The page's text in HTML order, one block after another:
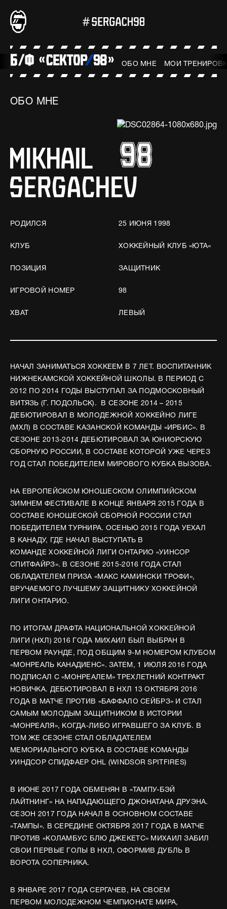
ОБО МНЕ МОИ
ОБО МНЕ
РОДИЛСЯ 25 ИЮНЯ 1998
КЛУБ ХОККЕЙНЫЙ КЛУБ «ЮТА»
ПОЗИЦИЯ ЗАЩИТНИК
ИГРОВОЙ НОМЕР 98
ХВАТ ЛЕВЫЙ
НАЧАЛ ЗАНИМАТЬСЯ ХОККЕЕМ В 7 ЛЕТ. ВОСПИТАННИК
НИЖНЕКАМСКОЙ ХОККЕЙНОЙ ШКОЛЫ. В ПЕРИОД С
2012 ПО 2014 ГОДЫ ВЫСТУПАЛ ЗА ПОДМОСКОВНЫЙ
ВИТЯЗЬ (Г. ПОДОЛЬСК). В СЕЗОНЕ 2014 – 2015
ДЕБЮТИРОВАЛ В МОЛОДЕЖНОЙ ХОККЕЙНО ЛИГЕ
(МХЛ) В СОСТАВЕ КАЗАНСКОЙ КОМАНДЫ «ИРБИС». В
СЕЗОНЕ 2013-2014 ДЕБЮТИРОВАЛ ЗА ЮНИОРСКУЮ
СБОРНУЮ РОССИИ, В СОСТАВЕ КОТОРОЙ УЖЕ ЧЕРЕЗ
ГОД СТАЛ ПОБЕДИТЕЛЕМ МИРОВОГО КУБКА ВЫЗОВА.
НА ЕВРОПЕЙСКОМ ЮНОШЕСКОМ ОЛИМПИЙСКОМ
ЗИМНЕМ ФЕСТИВАЛЕ В КОНЦЕ ЯНВАРЯ 2015 ГОДА В
СОСТАВЕ ЮНОШЕСКОЙ СБОРНОЙ РОССИИ СТАЛ
ПОБЕДИТЕЛЕМ ТУРНИРА. ОСЕНЬЮ 2015 ГОДА УЕХАЛ
В КАНАДУ, ГДЕ НАЧАЛ ВЫСТУПАТЬ В
КОМАНДЕ ХОККЕЙНОЙ ЛИГИ ОНТАРИО «УИНСОР
СПИТФАЙРЗ». В СЕЗОНЕ 2015-2016 ГОДА СТАЛ
ОБЛАДАТЕЛЕМ ПРИЗА «МАКС КАМИНСКИ ТРОФИ»,
ВРУЧАЕМОГО ЛУЧШЕМУ ЗАЩИТНИКУ ХОККЕЙНОЙ
ЛИГИ ОНТАРИО.
ПО ИТОГАМ ДРАФТА НАЦИОНАЛЬНОЙ ХОККЕЙНОЙ
ЛИГИ (НХЛ) 2016 ГОДА МИХАИЛ БЫЛ ВЫБРАН В
ПЕРВОМ РАУНДЕ, ПОД ОБЩИМ 9-М НОМЕРОМ КЛУБОМ
«МОНРЕАЛЬ КАНАДИЕНС». ЗАТЕМ, 1 ИЮЛЯ 2016 ГОДА
ПОДПИСАЛ С «МОНРЕАЛЕМ» ТРЕХЛЕТНИЙ КОНТРАКТ
НОВИЧКА. ДЕБЮТИРОВАЛ В НХЛ 13 ОКТЯБРЯ 2016
ГОДА В МАТЧЕ ПРОТИВ «БАФФАЛО СЕЙБРЗ» И СТАЛ
САМЫМ МОЛОДЫМ ЗАЩИТНИКОМ В ИСТОРИИ
«МОНРЕАЛЯ», КОГДА-ЛИБО ИГРАВШЕГО ЗА КЛУБ. В
ТОМ ЖЕ СЕЗОНЕ СТАЛ ОБЛАДАТЕЛЕМ
МЕМОРИАЛЬНОГО КУБКА В СОСТАВЕ КОМАНДЫ
УИНДСОР СПИДФАЕР OHL (WINDSOR SPITFIRES)
В ИЮНЕ 2017 ГОДА ОБМЕНЯН В «ТАМПУ-БЭЙ
ЛАЙТНИНГ» НА НАПАДАЮЩЕГО ДЖОНАТАНА ДРУЭНА.
СЕЗОН 2017 ГОДА НАЧАЛ В ОСНОВНОМ СОСТАВЕ
«ТАМПЫ». В СЕРЕДИНЕ ОКТЯБРЯ 2017 ГОДА В МАТЧЕ
ПРОТИВ «КОЛАМБУС БЛЮ ДЖЕКЕТС» МИХАИЛ ЗАБИЛ
СВОИ ПЕРВЫЕ ГОЛЫ В НХЛ, ОФОРМИВ ДУБЛЬ В
ВОРОТА СОПЕРНИКА.
В ЯНВАРЕ 2017 ГОДА СЕРГАЧЕВ, НА СВОЕМ
ПЕРВОМ МОЛОДЕЖНОМ ЧЕМПИОНАТЕ МИРА,